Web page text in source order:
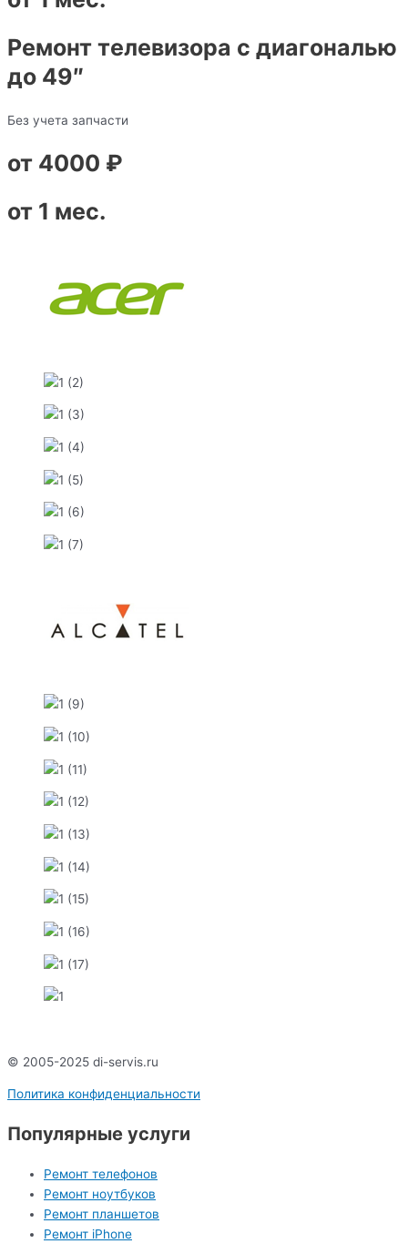
Ремонт телевизора с диагональю
до 49″
Без учета запчасти
от 4000 ₽
от 1 мес.
© 2005-2025 di-servis.ru
Политика конфиденциальности
Популярные услуги
Ремонт телефонов
Ремонт ноутбуков
Ремонт планшетов
Ремонт iPhone